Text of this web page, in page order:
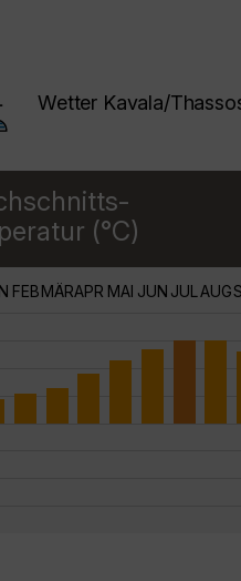
Wetter Kavala/
(°C)
FEBMÄRAPR MAI JUN JUL AUG